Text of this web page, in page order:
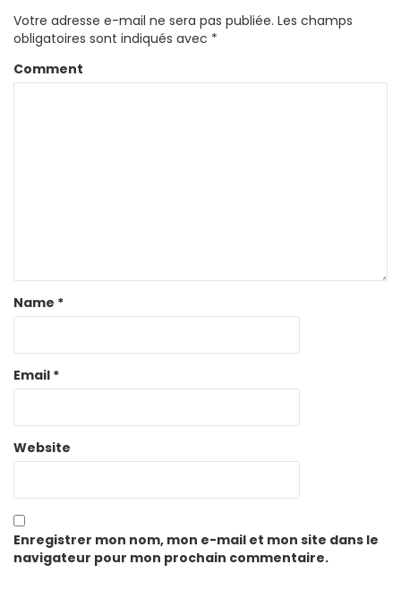
Votre adresse e-mail ne sera pas publiée. Les champs
obligatoires sont indiqués avec *
Comment
Name *
Email *
Website
Enregistrer mon nom, mon e-mail et mon site dans le
navigateur pour mon prochain commentaire.